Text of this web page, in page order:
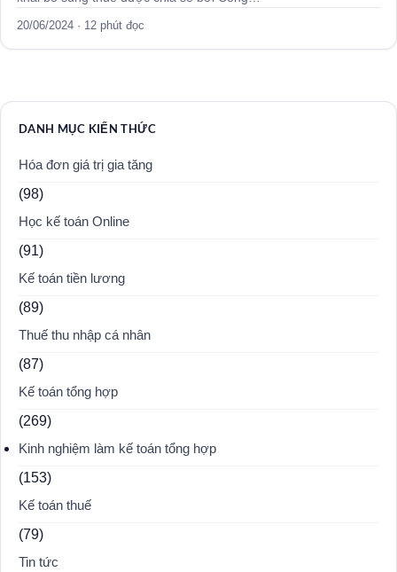
20/06/2024 · 12 phút đọc
DANH MỤC KIẾN THỨC
Hóa đơn giá trị gia tăng
(98)
Học kế toán Online
(91)
Kế toán tiền lương
(89)
Thuế thu nhập cá nhân
(87)
Kế toán tổng hợp
(269)
Kinh nghiệm làm kế toán tổng hợp
(153)
Kế toán thuế
(79)
Tin tức